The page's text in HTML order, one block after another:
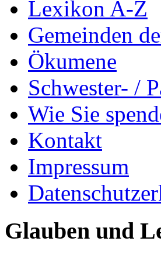
Lexikon A-Z
Gemeinden
Ökumene
Schwester- /
Wie Sie
Kontakt
Impressum
Glauben und